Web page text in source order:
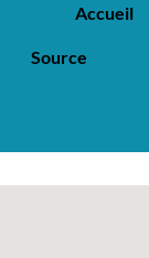
Accueil
Source